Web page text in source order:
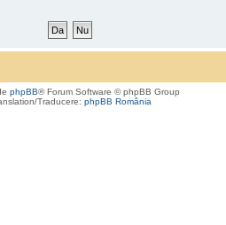
phpBB® Forum Software © phpBB Group
Traducere: phpBB România